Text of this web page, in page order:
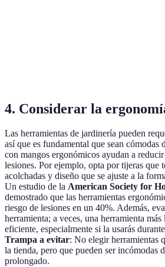
4. Considerar la
Las herramientas de jardinería pueden
así que es fundamental que sean cómodas
con mangos ergonómicos ayudan a
lesiones. Por ejemplo, opta por tijeras que
acolchadas y diseño que se ajuste a la
Un estudio de la American Society for
demostrado que las herramientas
riesgo de lesiones en un 40%. Además,
herramienta; a veces, una herramienta más
eficiente, especialmente si la usarás
Trampa a evitar: No elegir herramientas
la tienda, pero que pueden ser incómodas
prolongado.